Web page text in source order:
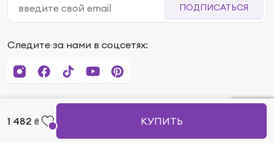
1 482 ₴ КУПИТЬ
ПОДПИСАТЬСЯ
Следите за нами в соцсетях: